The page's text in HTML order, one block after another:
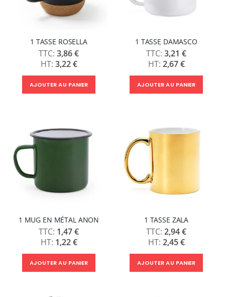
1 TASSE ROSELLA
3,86 €
3,22 €
AJOUTER AU PANIER
1 TASSE DAMASCO
3,21 €
2,67 €
AJOUTER AU PANIER
1 MUG EN MÉTAL ANON
1,47 €
1,22 €
AJOUTER AU PANIER
1 TASSE ZALA
2,94 €
2,45 €
AJOUTER AU PANIER